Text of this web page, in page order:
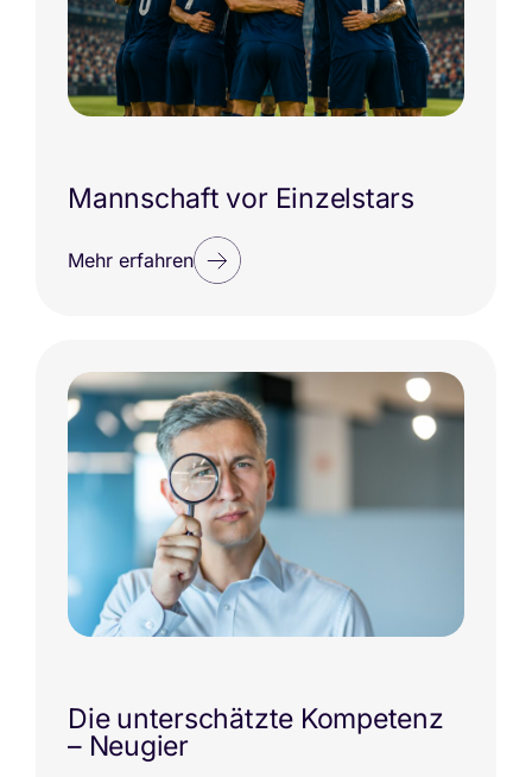
Mannschaft vor Einzelstars
Mehr erfahren
Die unterschätzte Kompetenz
– Neugier